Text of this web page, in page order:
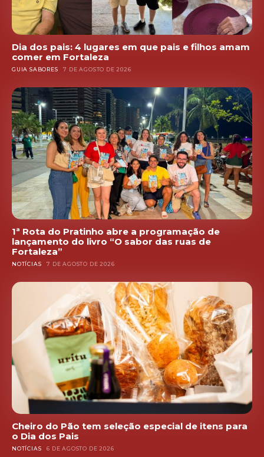
Dia dos pais: 4 lugares em que pais e filhos amam
comer em Fortaleza
GUIA SABORES 7 DE AGOSTO DE 2026
1ª Rota do Pratinho abre a programação de
lançamento do livro “O sabor das ruas de
Fortaleza”
NOTÍCIAS 7 DE AGOSTO DE 2026
Cheiro do Pão tem seleção especial de itens para
o Dia dos Pais
NOTÍCIAS 6 DE AGOSTO DE 2026